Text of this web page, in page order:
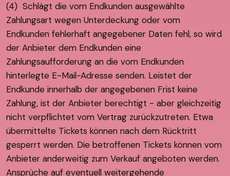
(4) Schlägt die vom Endkunden ausgewählte
Zahlungsart wegen Unterdeckung oder vom
Endkunden fehlerhaft angegebener Daten fehl, so wird
der Anbieter dem Endkunden eine
Zahlungsaufforderung an die vom Endkunden
hinterlegte E-Mail-Adresse senden. Leistet der
Endkunde innerhalb der angegebenen Frist keine
Zahlung, ist der Anbieter berechtigt - aber gleichzeitig
nicht verpflichtet vom Vertrag zurückzutreten. Etwa
übermittelte Tickets können nach dem Rücktritt
gesperrt werden. Die betroffenen Tickets können vom
Anbieter anderweitig zum Verkauf angeboten werden.
Ansprüche auf eventuell weitergehende